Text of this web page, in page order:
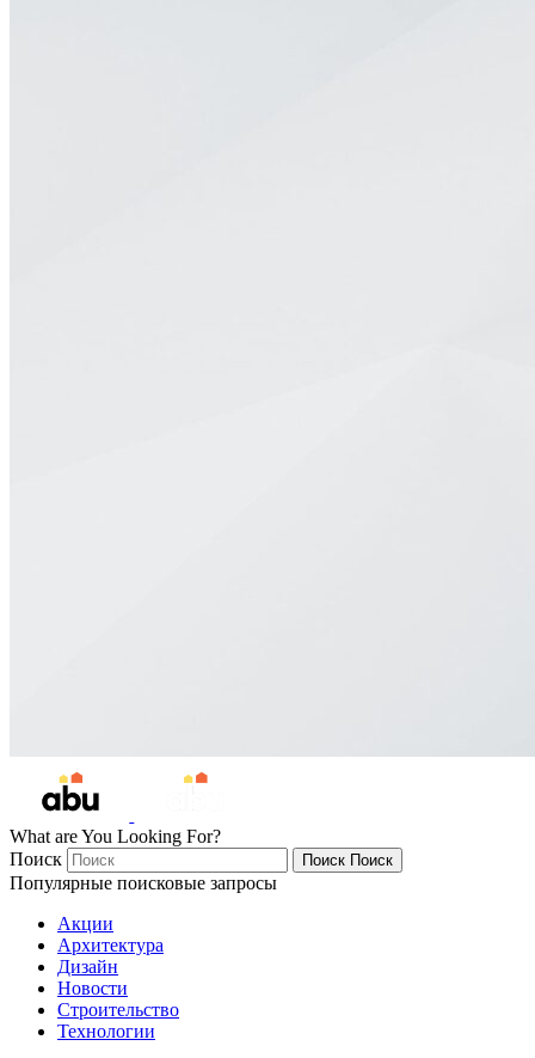
What are You Looking For?
Поиск
Поиск Поиск
Популярные поисковые запросы
Акции
Архитектура
Дизайн
Новости
Строительство
Технологии